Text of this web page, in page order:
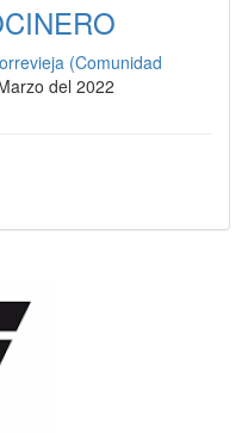
(Comunidad
del 2022